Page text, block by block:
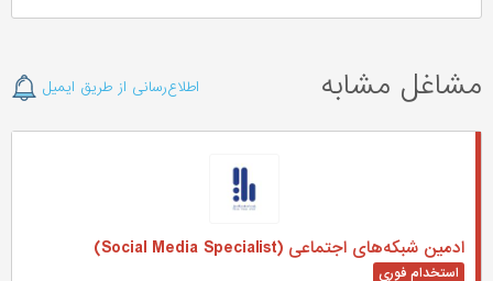
مشاغل مشابه اطلاع‌رسانی از طریق ایمیل
ادمین شبکه‌های اجتماعی (Social Media Specialist)